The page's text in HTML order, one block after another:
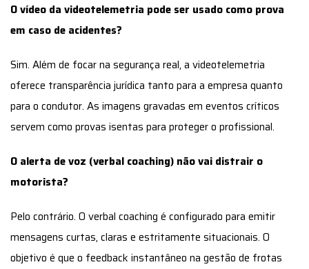
O vídeo da videotelemetria pode ser usado como prova
em caso de acidentes?
Sim. Além de focar na segurança real, a videotelemetria
oferece transparência jurídica tanto para a empresa quanto
para o condutor. As imagens gravadas em eventos críticos
servem como provas isentas para proteger o profissional.
O alerta de voz (verbal coaching) não vai distrair o
motorista?
Pelo contrário. O verbal coaching é configurado para emitir
mensagens curtas, claras e estritamente situacionais. O
objetivo é que o feedback instantâneo na gestão de frotas